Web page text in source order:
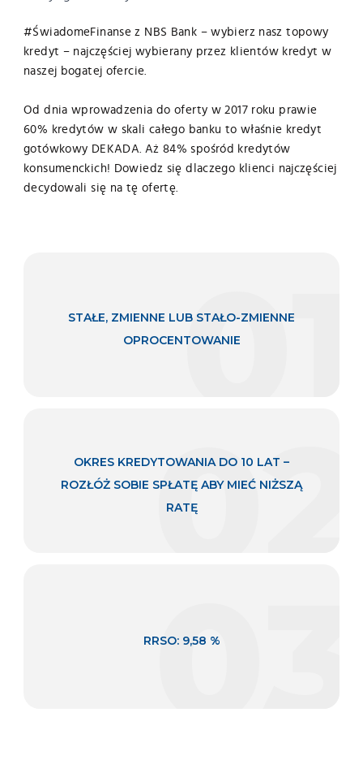
#ŚwiadomeFinanse z NBS Bank – wybierz nasz topowy
kredyt – najczęściej wybierany przez klientów kredyt w
naszej bogatej ofercie.
Od dnia wprowadzenia do oferty w 2017 roku prawie
60% kredytów w skali całego banku to właśnie kredyt
gotówkowy DEKADA. Aż 84% spośród kredytów
konsumenckich! Dowiedz się dlaczego klienci najczęściej
decydowali się na tę ofertę.
STAŁE, ZMIENNE LUB STAŁO-ZMIENNE
OPROCENTOWANIE
01
OKRES KREDYTOWANIA DO 10 LAT –
ROZŁÓŻ SOBIE SPŁATĘ ABY MIEĆ NIŻSZĄ
RATĘ
02
RRSO: 9,58 %
03
E-mail
Telefon
Wiadomość
Wyrażam zgodę na przetwarzanie moich danych osobowych
zawartych w formularzu przez Nadnotecki Bank Spółdzielczy,
89-340 Białośliwie, ul. Kościuszki 41, zarejestrowany pod nr KRS
w Poznaniu, IX Wydział Gospodarczy, NIP 764-00-07-285, Regon
000580687, – administratora danych osobowych zgodnie z
Ustawą z dnia 29 sierpnia 1997 r. o ochronie danych osobowych